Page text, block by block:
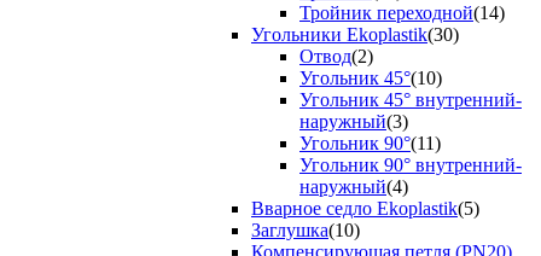
Тройник переходной(14)
Угольники Ekoplastik(30)
Отвод(2)
Угольник 45°(10)
Угольник 45° внутренний-
наружный(3)
Угольник 90°(11)
Угольник 90° внутренний-
наружный(4)
Вварное седло Ekoplastik(5)
Заглушка(10)
Компенсирующая петля (PN20)